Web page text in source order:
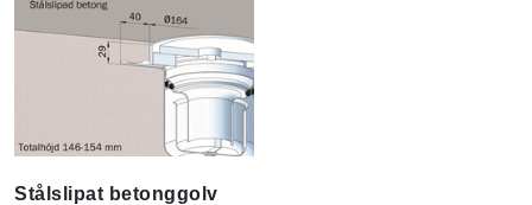
Stålslipat betonggolv